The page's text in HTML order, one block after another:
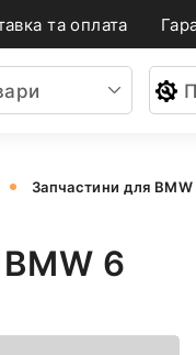
та оплата
Запчастини для BMW
6